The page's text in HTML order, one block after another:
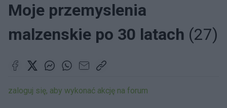
Moje przemyslenia
malzenskie po 30 latach (27)
zaloguj się, aby wykonać akcję na forum